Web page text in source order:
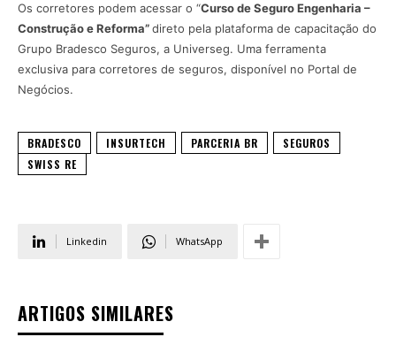
Os corretores podem acessar o “Curso de Seguro Engenharia –
Construção e Reforma”direto pela plataforma de capacitação do
Grupo Bradesco Seguros, a Universeg. Uma ferramenta
exclusiva para corretores de seguros, disponível no Portal de
Negócios.
BRADESCO INSURTECH PARCERIA BR
SEGUROS
SWISS RE
Linkedin WhatsApp
ARTIGOS SIMILARES